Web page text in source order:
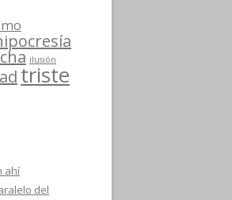
ilusión
triste
ahí
del